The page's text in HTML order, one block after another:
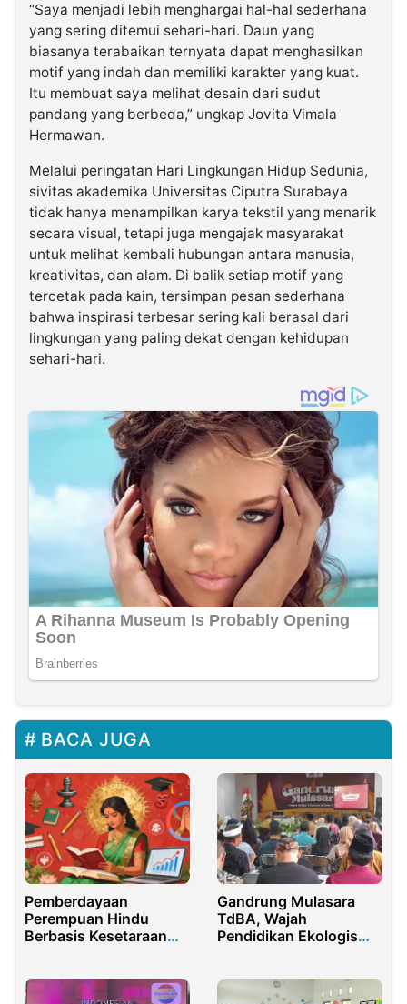
“Saya menjadi lebih menghargai hal-hal sederhana
yang sering ditemui sehari-hari. Daun yang
biasanya terabaikan ternyata dapat menghasilkan
motif yang indah dan memiliki karakter yang kuat.
Itu membuat saya melihat desain dari sudut
pandang yang berbeda,” ungkap Jovita Vimala
Hermawan.
Melalui peringatan Hari Lingkungan Hidup Sedunia,
sivitas akademika Universitas Ciputra Surabaya
tidak hanya menampilkan karya tekstil yang menarik
secara visual, tetapi juga mengajak masyarakat
untuk melihat kembali hubungan antara manusia,
kreativitas, dan alam. Di balik setiap motif yang
tercetak pada kain, tersimpan pesan sederhana
bahwa inspirasi terbesar sering kali berasal dari
lingkungan yang paling dekat dengan kehidupan
sehari-hari.
BACA JUGA
Pemberdayaan
Perempuan Hindu
Berbasis Kesetaraan
Pelatihan
Gandrung Mulasara
TdBA, Wajah
Pendidikan Ekologis